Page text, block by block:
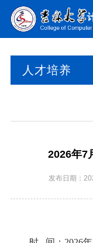
人才培养
2026年7
发布日期：